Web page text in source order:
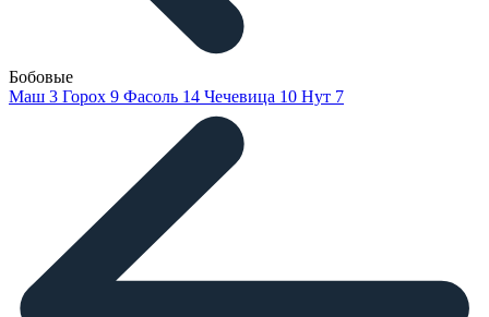
Бобовые
Маш 3 Горох 9 Фасоль 14 Чечевица 10 Нут 7